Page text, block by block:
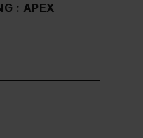
: APEX